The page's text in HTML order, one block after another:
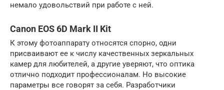
немало удовольствий при работе с ней.
Canon EOS 6D Mark II Kit
К этому фотоаппарату относятся спорно, одни
присваивают ее к числу качественных зеркальных
камер для любителей, а другие уверяют, что оптика
отлично подходит профессионалам. Но высокие
параметры все говорят за себя. Разработчики